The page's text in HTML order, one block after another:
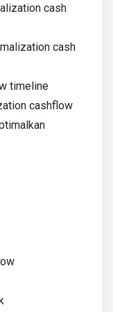
cash
cash
timeline
cashflow